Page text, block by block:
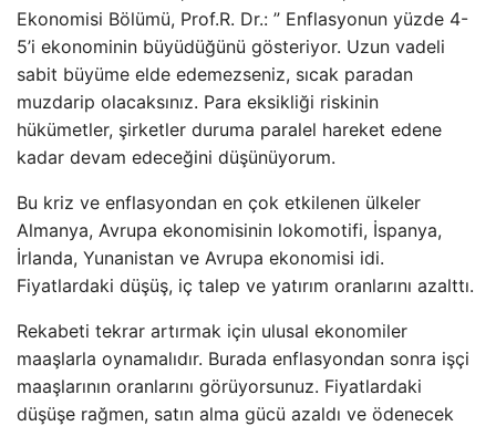
Ekonomisi Bölümü, Prof.R. Dr.: ” Enflasyonun yüzde 4-
5’i ekonominin büyüdüğünü gösteriyor. Uzun vadeli
sabit büyüme elde edemezseniz, sıcak paradan
muzdarip olacaksınız. Para eksikliği riskinin
hükümetler, şirketler duruma paralel hareket edene
kadar devam edeceğini düşünüyorum.
Bu kriz ve enflasyondan en çok etkilenen ülkeler
Almanya, Avrupa ekonomisinin lokomotifi, İspanya,
İrlanda, Yunanistan ve Avrupa ekonomisi idi.
Fiyatlardaki düşüş, iç talep ve yatırım oranlarını azalttı.
Rekabeti tekrar artırmak için ulusal ekonomiler
maaşlarla oynamalıdır. Burada enflasyondan sonra işçi
maaşlarının oranlarını görüyorsunuz. Fiyatlardaki
düşüşe rağmen, satın alma gücü azaldı ve ödenecek